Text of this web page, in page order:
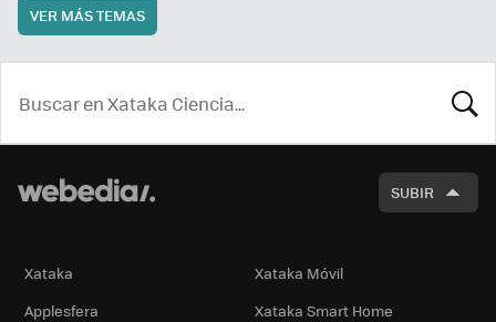
VER MÁS TEMAS
SUBIR
Xataka
Xataka Móvil
Applesfera
Xataka Smart Home